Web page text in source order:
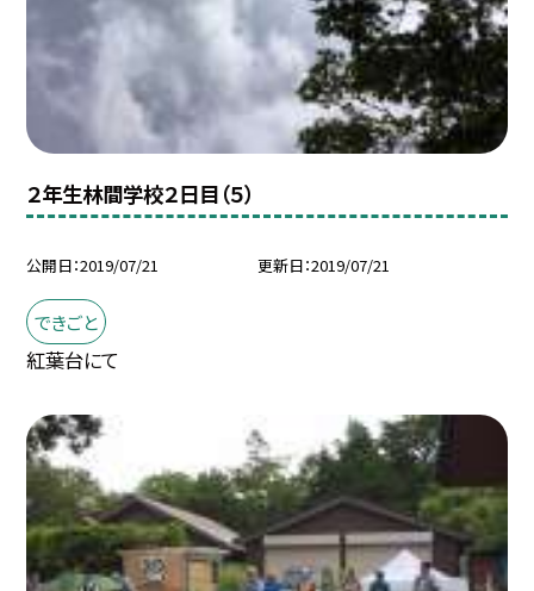
２年生林間学校２日目（５）
公開日 2019/07/21 更新日 2019/07/21
できごと
紅葉台にて